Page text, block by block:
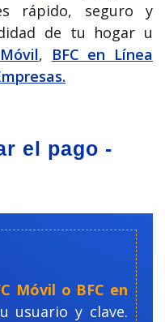
rápido, seguro y
de tu hogar u
, BFC en Línea
el pago -
Móvil o BFC en
usuario y clave.